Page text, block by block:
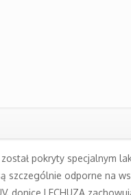
pokryty specjalnym
szczególnie odporne na
donice LECHUZA